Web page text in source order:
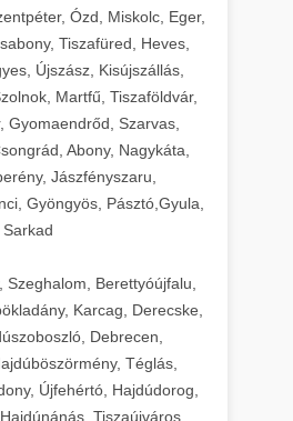
Ózd, Miskolc, Eger,
Tiszafüred, Heves,
Újszász, Kisújszállás,
Martfű, Tiszaföldvár,
Gyomaendrőd, Szarvas,
Abony, Nagykáta,
Jászfényszaru,
Gyöngyös, Pásztó,Gyula,
Sarkad
Szeghalom, Berettyóújfalu,
Karcag, Derecske,
Debrecen,
Téglás,
Újfehértó, Hajdúdorog,
Tiszaújváros,